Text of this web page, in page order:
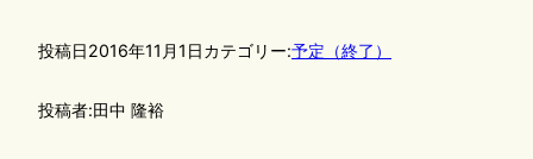
投稿日2016年11月1日カテゴリー:予定（終了）
投稿者:田中 隆裕